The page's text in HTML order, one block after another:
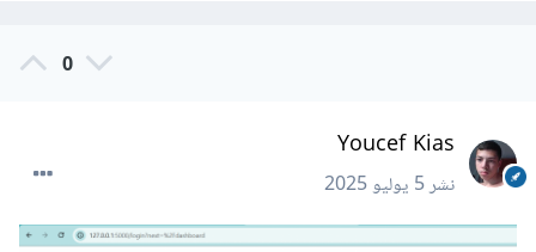
0
Youcef Kias
نشر5 يوليو 2025